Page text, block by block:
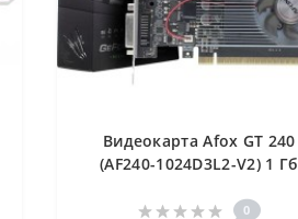
Видеокарта Afox GT 240
(AF240-1024D3L2-V2) 1 Гб
0